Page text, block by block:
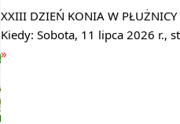
XXIII DZIEŃ KONIA W PŁUŻNICY
Kiedy: Sobota, 11 lipca 2026 r.,
»